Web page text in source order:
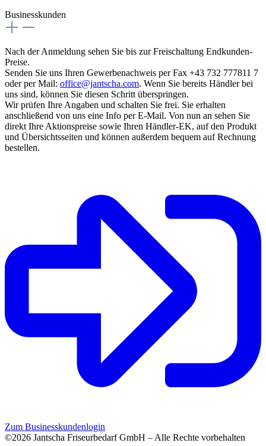
Businesskunden
Nach der Anmeldung sehen Sie bis zur Freischaltung Endkunden-
Preise.
Senden Sie uns Ihren Gewerbenachweis per Fax +43 732 777811 7
oder per Mail: office@jantscha.com. Wenn Sie bereits Händler bei
uns sind, können Sie diesen Schritt überspringen.
Wir prüfen Ihre Angaben und schalten Sie frei. Sie erhalten
anschließend von uns eine Info per E-Mail. Von nun an sehen Sie
direkt Ihre Aktionspreise sowie Ihren Händler-EK, auf den Produkt
und Übersichtsseiten und können außerdem bequem auf Rechnung
bestellen.
Zum Businesskundenlogin
©2026 Jantscha Friseurbedarf GmbH – Alle Rechte vorbehalten